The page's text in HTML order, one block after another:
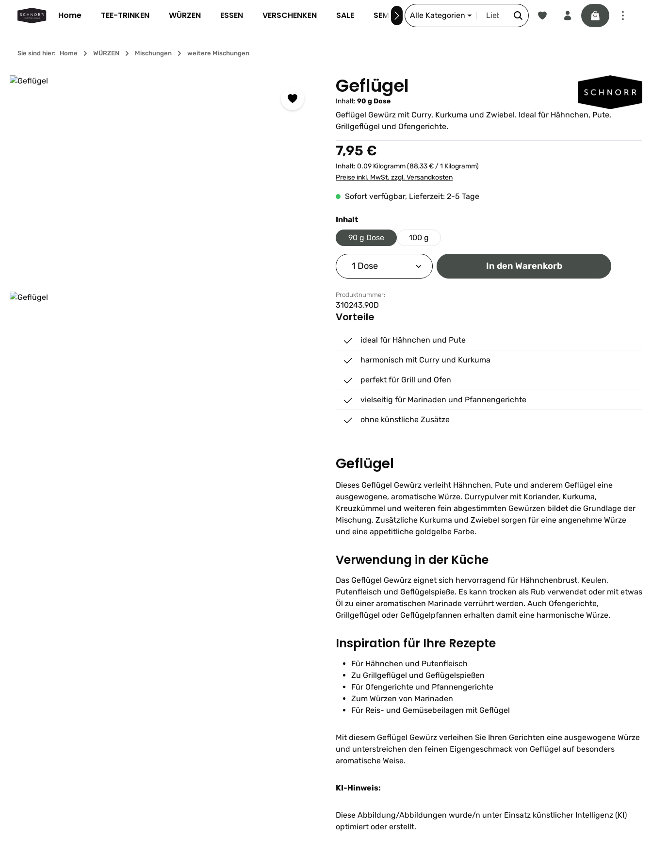
Hauptinhalt springen
Zur Suche springen
Zur Hauptnavigation springen
Home TEE-TRINKEN WÜRZEN ESSEN VERSCHENKEN SALE SEMINARE DIE SCHNORR-STORY
Alle Kategorien
Du hast 0 Produkte auf dem
Warenkorb
Sie sind hier: Home WÜRZEN Mischungen weitere Mischungen
Bildergalerie überspringen Geflügel
Inhalt: 90 g Dose
Geflügel Gewürz mit Curry, Kurkuma und Zwiebel. Ideal für Hähnchen, Pute,
Grillgeflügel und Ofengerichte.
Regulärer Preis:
7,95 €
Inhalt: 0.09 Kilogramm(88,33 € / 1 Kilogramm)
Preise inkl. MwSt. zzgl. Versandkosten
Sofort verfügbar, Lieferzeit: 2-5 Tage
Inhaltauswählen
90 g Dose
100 g
Produkt Anzahl: Gib den gewünschten Wert ein oder
In den Warenkorb
Produktnummer:
310243.90D
Vorteile
ideal für Hähnchen und Pute
harmonisch mit Curry und Kurkuma
perfekt für Grill und Ofen
vielseitig für Marinaden und Pfannengerichte
ohne künstliche Zusätze
Geflügel
Dieses Geflügel Gewürz verleiht Hähnchen, Pute und anderem Geflügel eine
ausgewogene, aromatische Würze. Currypulver mit Koriander, Kurkuma,
Kreuzkümmel und weiteren fein abgestimmten Gewürzen bildet die Grundlage der
Mischung. Zusätzliche Kurkuma und Zwiebel sorgen für eine angenehme Würze
und eine appetitliche goldgelbe Farbe.
Verwendung in der Küche
Das Geflügel Gewürz eignet sich hervorragend für Hähnchenbrust, Keulen,
Putenfleisch und Geflügelspieße. Es kann trocken als Rub verwendet oder mit etwas
Öl zu einer aromatischen Marinade verrührt werden. Auch Ofengerichte,
Grillgeflügel oder Geflügelpfannen erhalten damit eine harmonische Würze.
Inspiration für Ihre Rezepte
Für Hähnchen und Putenfleisch
Zu Grillgeflügel und Geflügelspießen
Für Ofengerichte und Pfannengerichte
Zum Würzen von Marinaden
Für Reis- und Gemüsebeilagen mit Geflügel
Mit diesem Geflügel Gewürz verleihen Sie Ihren Gerichten eine ausgewogene Würze
und unterstreichen den feinen Eigengeschmack von Geflügel auf besonders
aromatische Weise.
KI-Hinweis:
Diese Abbildung/Abbildungen wurde/n unter Einsatz künstlicher Intelligenz (KI)
optimiert oder erstellt.